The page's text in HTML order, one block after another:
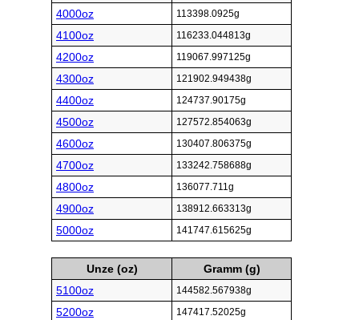
4000oz 113398.0925g
4100oz 116233.044813g
4200oz 119067.997125g
4300oz 121902.949438g
4400oz 124737.90175g
4500oz 127572.854063g
4600oz 130407.806375g
4700oz 133242.758688g
4800oz 136077.711g
4900oz 138912.663313g
5000oz 141747.615625g
Unze (oz)
Gramm (g)
5100oz
144582.567938g
5200oz 147417.52025g